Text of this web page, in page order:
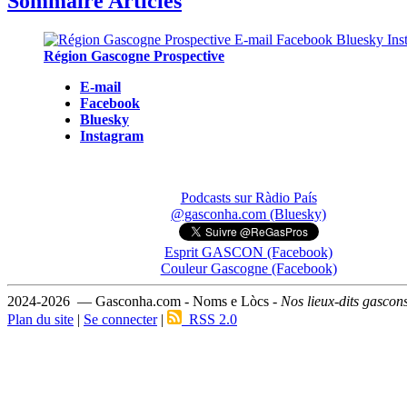
Région Gascogne Prospective
E-mail
Facebook
Bluesky
Instagram
Podcasts sur Ràdio País
@gasconha.com (Bluesky)
Esprit GASCON (Facebook)
Couleur Gascogne (Facebook)
2024-2026 — Gasconha.com - Noms e Lòcs - Nos lieux-dits
Plan du site | Se connecter| RSS 2.0